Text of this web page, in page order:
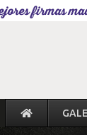
firmas